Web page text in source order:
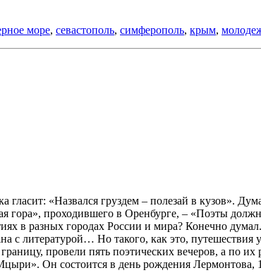
море, севастополь, симферополь, крым,
«Назвался груздем – полезай в кузов».
гора», проходившего в Оренбурге, – «Поэты
в разных городах России и мира? Конечно думал.
с литературой… Но такого, как это,
провели пять поэтических вечеров, а по
Он состоится в день рождения Лермонтова,